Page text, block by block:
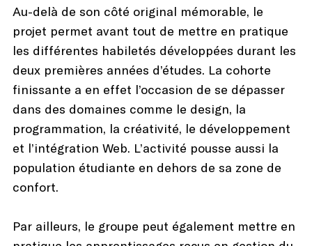
Au-delà de son côté original mémorable, le
projet permet avant tout de mettre en pratique
les différentes habiletés développées durant les
deux premières années d’études. La cohorte
finissante a en effet l’occasion de se dépasser
dans des domaines comme le design, la
programmation, la créativité, le développement
et l’intégration Web. L’activité pousse aussi la
population étudiante en dehors de sa zone de
confort.
Par ailleurs, le groupe peut également mettre en